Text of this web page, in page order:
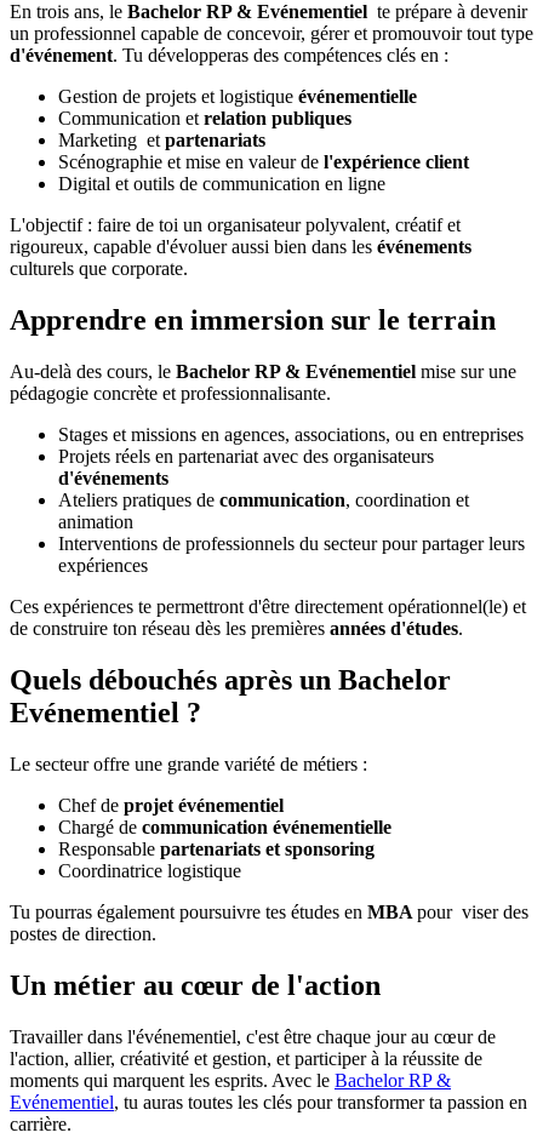
En trois ans, le Bachelor RP & Evénementiel te prépare à devenir
un professionnel capable de concevoir, gérer et promouvoir tout type
d'événement. Tu développeras des compétences clés en :
Gestion de projets et logistique événementielle
Communication et relation publiques
Marketing et partenariats
Scénographie et mise en valeur de l'expérience client
Digital et outils de communication en ligne
L'objectif : faire de toi un organisateur polyvalent, créatif et
rigoureux, capable d'évoluer aussi bien dans les événements
culturels que corporate.
Apprendre en immersion sur le terrain
Au-delà des cours, le Bachelor RP & Evénementiel mise sur une
pédagogie concrète et professionnalisante.
Stages et missions en agences, associations, ou en entreprises
Projets réels en partenariat avec des organisateurs
d'événements
Ateliers pratiques de communication, coordination et
animation
Interventions de professionnels du secteur pour partager leurs
expériences
Ces expériences te permettront d'être directement opérationnel(le) et
de construire ton réseau dès les premières années d'études.
Quels débouchés après un Bachelor
Evénementiel ?
Le secteur offre une grande variété de métiers :
Chef de projet événementiel
Chargé de communication événementielle
Responsable partenariats et sponsoring
Coordinatrice logistique
Tu pourras également poursuivre tes études en MBA pour viser des
postes de direction.
Un métier au cœur de l'action
Travailler dans l'événementiel, c'est être chaque jour au cœur de
l'action, allier, créativité et gestion, et participer à la réussite de
moments qui marquent les esprits. Avec le Bachelor RP &
Evénementiel, tu auras toutes les clés pour transformer ta passion en
carrière.